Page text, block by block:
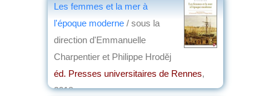
Les femmes et la mer à
l'époque moderne / sous la
direction d'Emmanuelle
Charpentier et Philippe Hrodĕj
éd. Presses universitaires de Rennes,
2018